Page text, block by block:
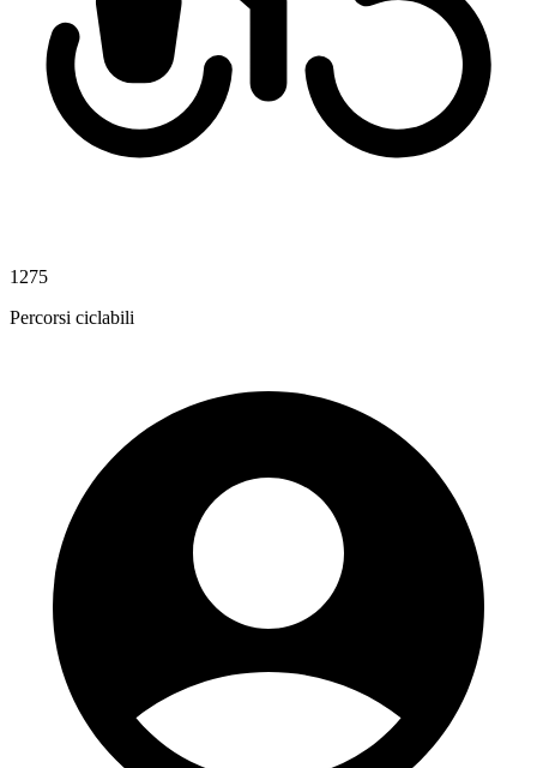
1275
Percorsi ciclabili